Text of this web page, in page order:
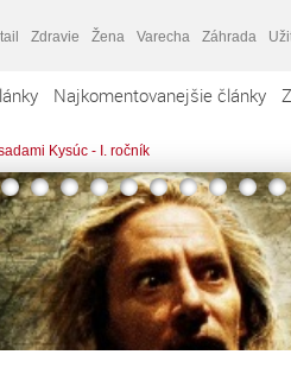
Zdravie Žena Varecha Záhrada
Najkomentovanejšie články
Kysúc - I. ročník